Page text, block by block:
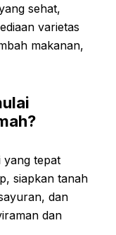
sehat,
varietas
makanan,
yang tepat
siapkan tanah
dan
dan